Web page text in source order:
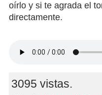
oírlo y si te agrada el
directamente.
3095 vistas.